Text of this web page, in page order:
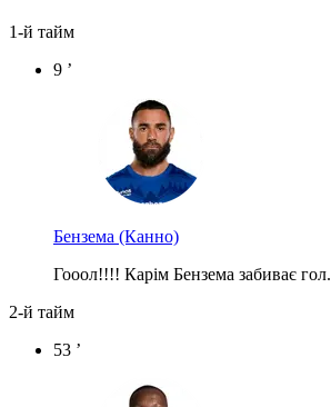
1-й тайм
9 ’
Бензема (Канно)
Гооол!!!! Карім Бензема забиває гол.
2-й тайм
53 ’